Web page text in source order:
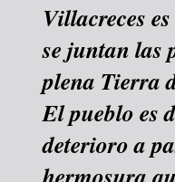
Villacreces
se juntan las
plena Tierra
El pueblo es
deterioro a